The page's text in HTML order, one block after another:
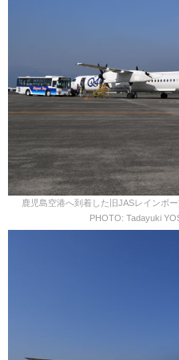
鹿児島空港へ到着した旧JASレインボ
PHOTO: Tadayuki